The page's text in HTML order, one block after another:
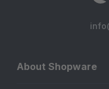
About Shopware